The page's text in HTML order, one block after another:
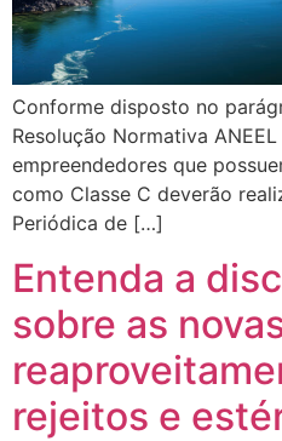
Conforme disposto no
Resolução Normativa
empreendedores que
como Classe C deverão
Periódica de […]
Entenda a
sobre as
rejeitos e